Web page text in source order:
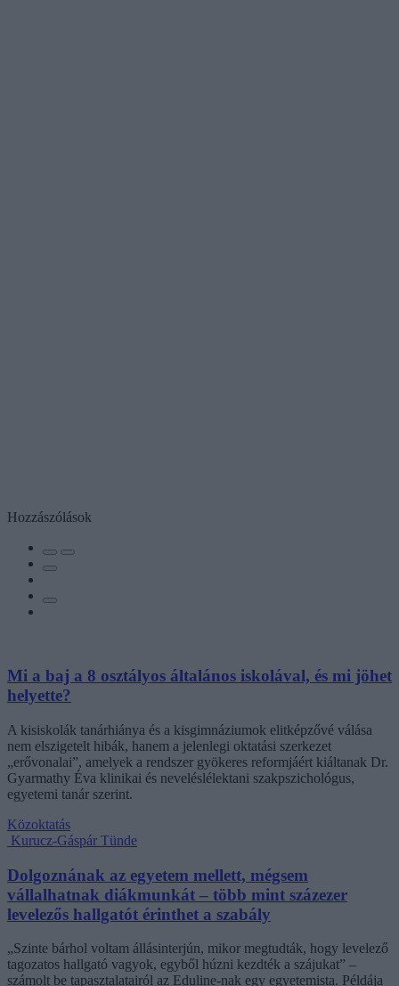
Hozzászólások
Mi a baj a 8 osztályos általános iskolával, és mi jöhet
helyette?
A kisiskolák tanárhiánya és a kisgimnáziumok elitképzővé válása
nem elszigetelt hibák, hanem a jelenlegi oktatási szerkezet
„erővonalai”, amelyek a rendszer gyökeres reformjáért kiáltanak Dr.
Gyarmathy Éva klinikai és neveléslélektani szakpszichológus,
egyetemi tanár szerint.
Közoktatás
Kurucz-Gáspár Tünde
Dolgoznának az egyetem mellett, mégsem
vállalhatnak diákmunkát – több mint százezer
levelezős hallgatót érinthet a szabály
„Szinte bárhol voltam állásinterjún, mikor megtudták, hogy levelező
tagozatos hallgató vagyok, egyből húzni kezdték a szájukat” –
számolt be tapasztalatairól az Eduline-nak egy egyetemista. Példája